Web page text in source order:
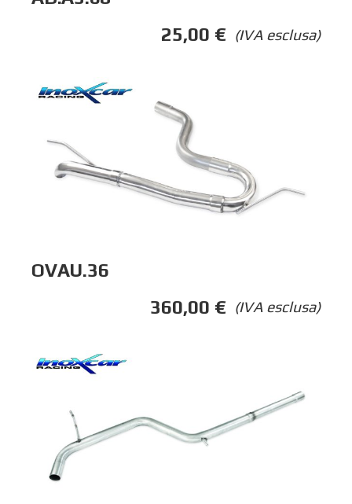
(IVA esclusa)
25,00 €
OVAU.36
(IVA esclusa)
360,00 €